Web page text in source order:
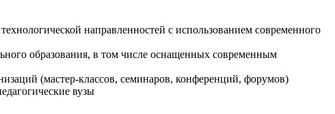
направленностей с использованием современного
образования, в том числе оснащенных современным
(мастер-классов, семинаров, конференций, форумов)
вузы